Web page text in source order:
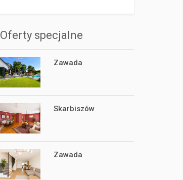
Oferty specjalne
Zawada
Skarbiszów
Zawada